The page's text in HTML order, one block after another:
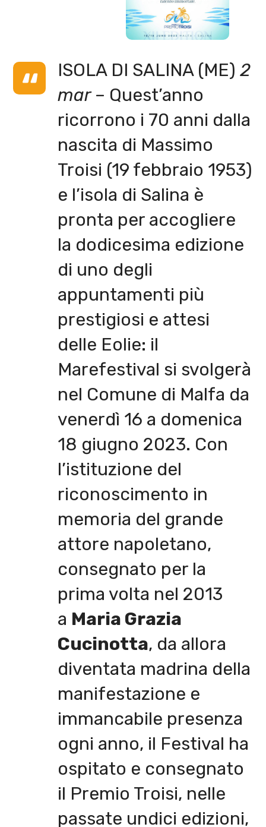
ISOLA DI SALINA (ME)2
mar– Quest’anno
ricorrono i 70 anni dalla
nascita di Massimo
Troisi (19 febbraio 1953)
e l’isola di Salina è
pronta per accogliere
la dodicesima edizione
di uno degli
appuntamenti più
prestigiosi e attesi
delle Eolie: il
Marefestival si svolgerà
nel Comune di Malfa da
venerdì 16 a domenica
18 giugno 2023. Con
l’istituzione del
riconoscimento in
memoria del grande
attore napoletano,
consegnato per la
prima volta nel 2013
a Maria Grazia
Cucinotta, da allora
diventata madrina della
manifestazione e
immancabile presenza
ogni anno, il Festival ha
ospitato e consegnato
il Premio Troisi, nelle
passate undici edizioni,